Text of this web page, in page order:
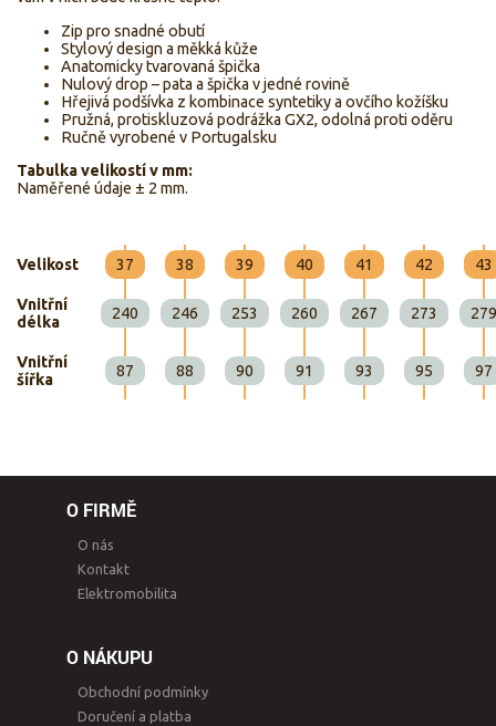
Zip pro snadné obutí
Stylový design a měkká kůže
Anatomicky tvarovaná špička
Nulový drop – pata a špička v jedné rovině
Hřejivá podšívka z kombinace syntetiky a ovčího kožíšku
Pružná, protiskluzová podrážka GX2, odolná proti oděru
Ručně vyrobené v Portugalsku
Tabulka velikostí v mm:
Naměřené údaje ± 2 mm.
Velikost 37 38 39 40 41 42 43
Vnitřní
délka
240 246 253 260 267 273 279
Vnitřní
šířka
87 88 90 91 93 95 97
O FIRMĚ
O nás
Kontakt
Elektromobilita
O NÁKUPU
Obchodní podmínky
Doručení a platba